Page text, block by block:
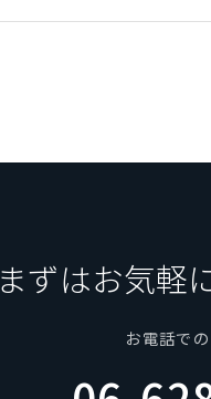
まずはお気軽
お電話で